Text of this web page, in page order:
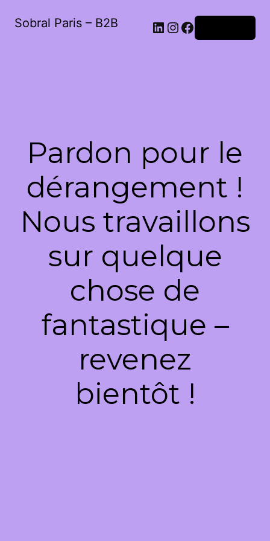
Sobral Paris – B2B LinkedIn
Instagram
Facebook
Pardon pour le
dérangement !
Nous travaillons
sur quelque
chose de
fantastique –
revenez
bientôt !